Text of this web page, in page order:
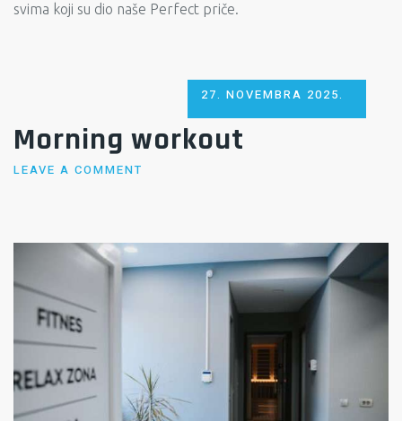
svima koji su dio naše Perfect priče.
Morning workout
POSTED
ON
27. NOVEMBRA 2025.
LEAVE A COMMENT